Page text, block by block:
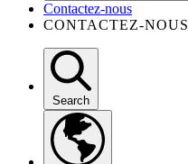
Contactez-nous
CONTACTEZ-NOUS
Search